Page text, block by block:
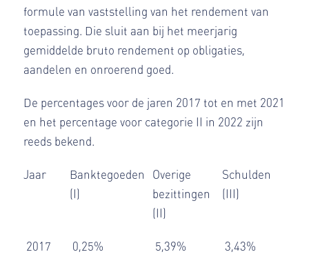
formule van vaststelling van het rendement van
toepassing. Die sluit aan bij het meerjarig
gemiddelde bruto rendement op obligaties,
aandelen en onroerend goed.
De percentages voor de jaren 2017 tot en met 2021
en het percentage voor categorie II in 2022 zijn
reeds bekend.
Jaar
Banktegoeden
(I)
Overige
bezittingen
(II)
Schulden
(III)
2017 0,25% 5,39% 3,43%